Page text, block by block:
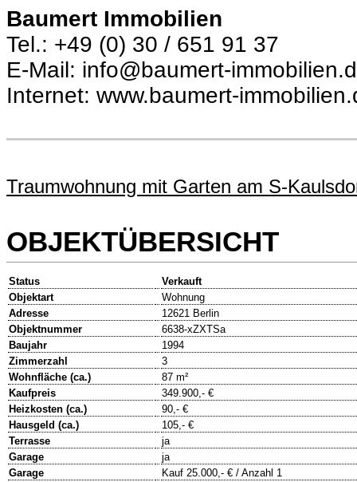
Baumert Immobilien
Tel.: +49 (0) 30 / 651 91 37
E-Mail: info@baumert-
Internet: www.baumert-
Traumwohnung mit Garten am S-
OBJEKTÜBERSICHT
Status
Verkauft
Objektart
Wohnung
Adresse
12621 Berlin
Objektnummer
6638-xZXTSa
Baujahr
1994
Zimmerzahl
3
Wohnfläche (ca.)
87 m²
Kaufpreis
349.900,- €
Heizkosten (ca.)
90,- €
Hausgeld (ca.)
105,- €
Terrasse
ja
Garage
ja
Garage
Kauf 25.000,- € / Anzahl 1